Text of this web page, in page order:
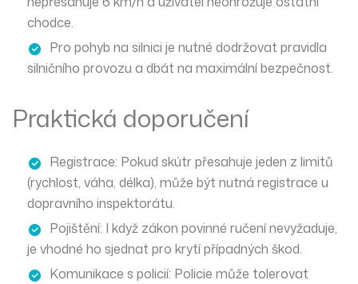
chodce.
Pro pohyb na silnici je nutné dodržovat pravidla
silničního provozu a dbát na maximální bezpečnost.
Praktická doporučení
Registrace: Pokud skútr přesahuje jeden z limitů
(rychlost, váha, délka), může být nutná registrace u
dopravního inspektorátu.
Pojištění: I když zákon povinné ručení nevyžaduje,
je vhodné ho sjednat pro krytí případných škod.
Komunikace s policií: Policie může tolerovat